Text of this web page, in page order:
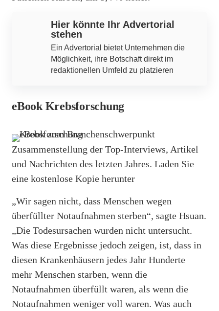
Hier könnte Ihr Advertorial
stehen
Ein Advertorial bietet Unternehmen die
Möglichkeit, ihre Botschaft direkt im
redaktionellen Umfeld zu platzieren
eBook Krebsforschung
Zusammenstellung der Top-Interviews, Artikel
und Nachrichten des letzten Jahres. Laden Sie
eine kostenlose Kopie herunter
„Wir sagen nicht, dass Menschen wegen
überfüllter Notaufnahmen sterben“, sagte Hsuan.
„Die Todesursachen wurden nicht untersucht.
Was diese Ergebnisse jedoch zeigen, ist, dass in
diesen Krankenhäusern jedes Jahr Hunderte
mehr Menschen starben, wenn die
Notaufnahmen überfüllt waren, als wenn die
Notaufnahmen weniger voll waren. Was auch